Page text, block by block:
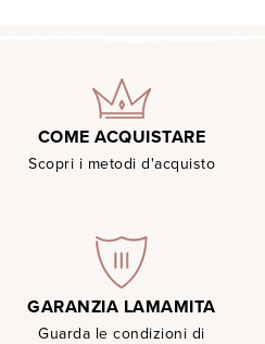
COME ACQUISTARE
Scopri i metodi d'acquisto
GARANZIA LAMAMITA
Guarda le condizioni di